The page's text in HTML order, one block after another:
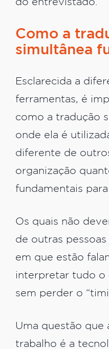
do entrevistado.
Como a
simultânea
Esclarecida a
ferramentas, é
como a tradução
onde ela é
diferente de
organização
fundamentais
Os quais não
de outras
em que estão
interpretar tudo o
sem perder o
Uma questão que
trabalho é a